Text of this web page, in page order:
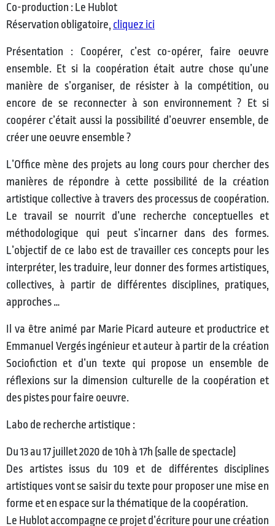
Co-production : Le Hublot
Réservation obligatoire, cliquez ici
Présentation : Coopérer, c’est co-opérer, faire oeuvre
ensemble. Et si la coopération était autre chose qu’une
manière de s’organiser, de résister à la compétition, ou
encore de se reconnecter à son environnement ? Et si
coopérer c’était aussi la possibilité d’oeuvrer ensemble, de
créer une oeuvre ensemble ?
L’Office mène des projets au long cours pour chercher des
manières de répondre à cette possibilité de la création
artistique collective à travers des processus de coopération.
Le travail se nourrit d’une recherche conceptuelles et
méthodologique qui peut s’incarner dans des formes.
L’objectif de ce labo est de travailler ces concepts pour les
interpréter, les traduire, leur donner des formes artistiques,
collectives, à partir de différentes disciplines, pratiques,
approches …
Il va être animé par Marie Picard auteure et productrice et
Emmanuel Vergés ingénieur et auteur à partir de la création
Sociofiction et d’un texte qui propose un ensemble de
réflexions sur la dimension culturelle de la coopération et
des pistes pour faire oeuvre.
Labo de recherche artistique :
Du 13 au 17 juillet 2020 de 10h à 17h (salle de spectacle)
Des artistes issus du 109 et de différentes disciplines
artistiques vont se saisir du texte pour proposer une mise en
forme et en espace sur la thématique de la coopération.
Le Hublot accompagne ce projet d’écriture pour une création